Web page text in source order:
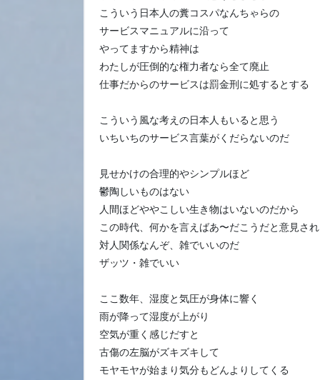
こういう日本人の糞コスパなんちゃらの
サービスマニュアルに沿って
やってますから精神は
わたしが圧倒的な権力者なら全て廃止
仕事だからのサービスは罰金刑に処するとする
こういう風な考えの日本人もいると思う
いちいちのサービス言葉がくだらないのだ
見せかけの合理的やシンプルほど
鬱陶しいものはない
人間ほどややこしい生き物はいないのだから
この時代、何かを言えばあ〜だこうだと意見さ
対人関係なんぞ、雑でいいのだ
ザッツ・雑でいい
ここ数年、湿度と気圧が身体に響く
雨が降って湿度が上がり
空気が重く感じだすと
古傷の左脳がズキズキして
モヤモヤが始まり気分もどんよりしてくる